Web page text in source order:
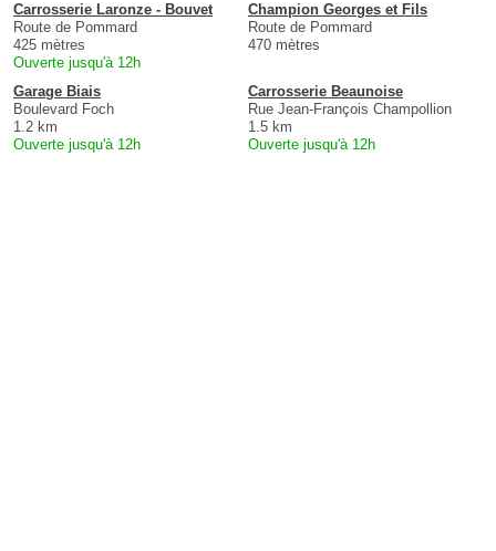
Carrosserie Laronze - Bouvet
Route de Pommard
425 mètres
Ouverte jusqu'à 12h
Champion Georges et Fils
Route de Pommard
470 mètres
Garage Biais
Boulevard Foch
1.2 km
Ouverte jusqu'à 12h
Carrosserie Beaunoise
Rue Jean-François Champollion
1.5 km
Ouverte jusqu'à 12h